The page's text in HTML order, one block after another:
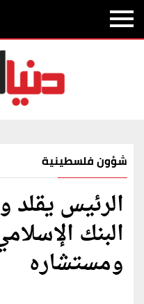
شؤون فلسطينية
الرئيس
البنك
ومستشاره